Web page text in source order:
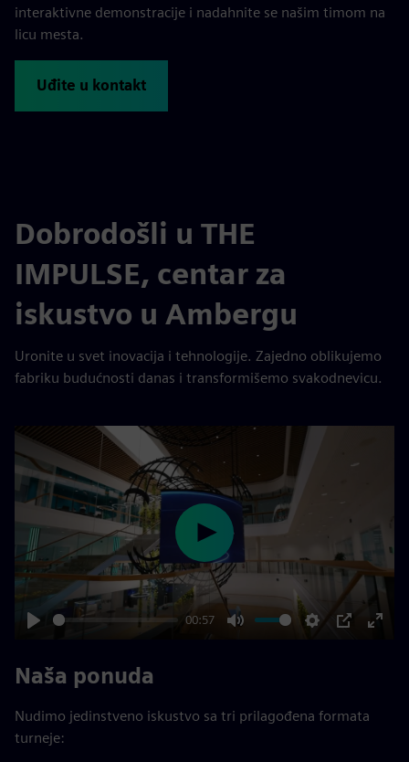
interaktivne demonstracije i nadahnite se našim timom na
licu mesta.
Uđite u kontakt
Dobrodošli u THE
IMPULSE, centar za
iskustvo u Ambergu
Uronite u svet inovacija i tehnologije. Zajedno oblikujemo
fabriku budućnosti danas i transformišemo svakodnevicu.
00:57
Play
Naša ponuda
Nudimo jedinstveno iskustvo sa tri prilagođena formata
turneje: